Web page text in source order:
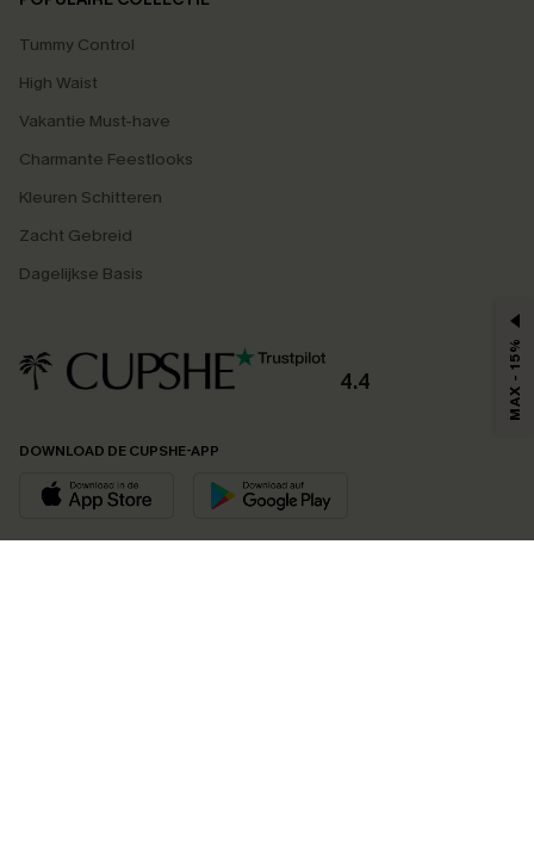
Tummy Control
High Waist
Vakantie Must-have
Charmante Feestlooks
Kleuren Schitteren
Zacht Gebreid
Dagelijkse Basis
4.4
DOWNLOAD DE CUPSHE-APP
MAX - 15%